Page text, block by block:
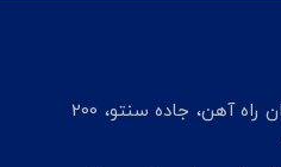
شعبه مرکزی: تبریز، میدان راه آهن، جاده سنتو، 200